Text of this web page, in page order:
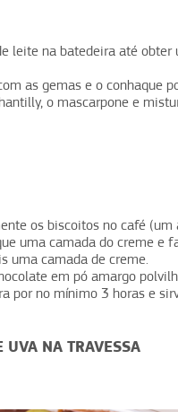
leite na batedeira até obter
as gemas e o conhaque
o mascarpone e
os biscoitos no café
uma camada do creme e
uma camada de creme.
em pó amargo
por no mínimo 3 horas e
UVA NA TRAVESSA